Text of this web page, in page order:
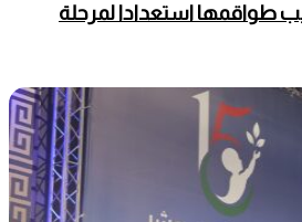
طواقمها استعدادا لمرحلة